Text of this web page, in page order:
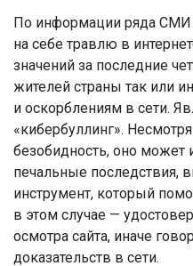
По информации ряда СМИ
на себе травлю в
значений за последние
жителей страны так или
и оскорблениям в сети.
«кибербуллинг».
безобидность, оно
печальные последствия,
инструмент, который
в этом случае —
осмотра сайта, иначе
доказательств в сети.